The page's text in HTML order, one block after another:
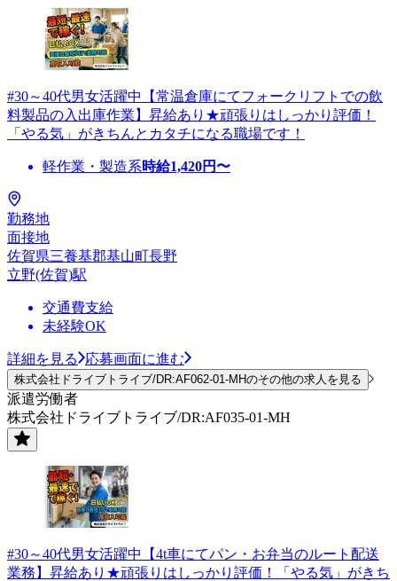
#30～40代男女活躍中【常温倉庫にてフォークリフトでの飲
料製品の入出庫作業】昇給あり★頑張りはしっかり評価！
「やる気」がきちんとカタチになる職場です！
軽作業・製造系時給1,420円〜
勤務地
面接地
佐賀県三養基郡基山町長野
立野(佐賀)駅
交通費支給
未経験OK
詳細を見る 応募画面に進む
株式会社ドライブトライブ/DR:AF062-01-MHのその他の求人を見る
派遣労働者
株式会社ドライブトライブ/DR:AF035-01-MH
#30～40代男女活躍中【4t車にてパン・お弁当のルート配送
業務】昇給あり★頑張りはしっかり評価！「やる気」がきち